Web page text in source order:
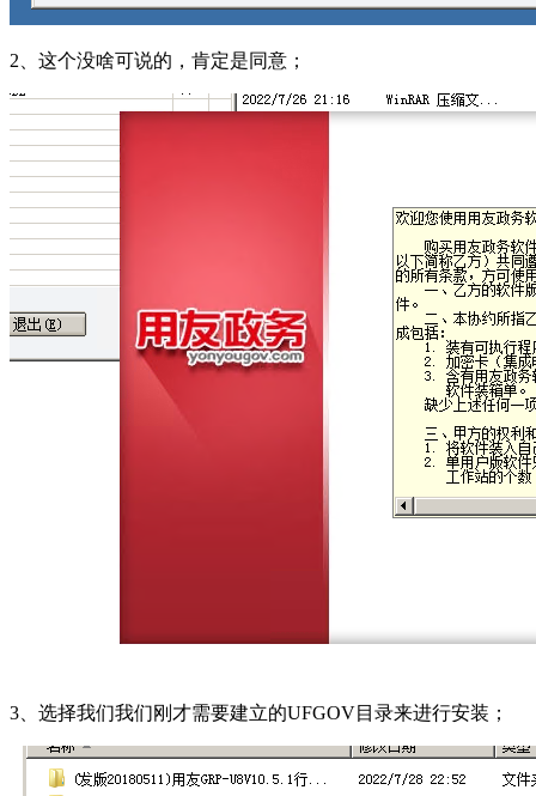
2、这个没啥可说的，肯定是同意；
3、选择我们我们刚才需要建立的UFGOV目录来进行安装；